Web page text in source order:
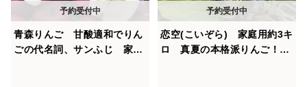
青森りんご 甘酸適和でりん
ごの代名詞、サンふじ 家庭
恋空(こいぞら) 家庭用約3キ
ロ 真夏の本格派りんご！